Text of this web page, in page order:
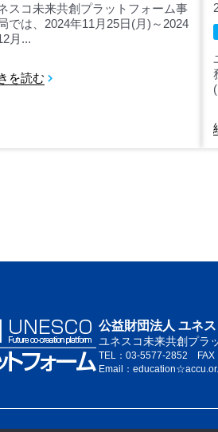
スコ未来共創プラットフォーム事
では、2024年11月25日(月)～2024
月...
を読む
公益財団法人 ユネ
ユネスコ未来共創プラ
TEL：03-5577-2852 FAX
Email：